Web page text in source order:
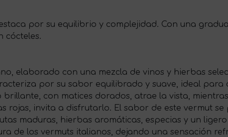
por su equilibrio y complejidad. Con una
cócteles.
elaborado con una mezcla de vinos y hierbas
por su sabor equilibrado y suave, ideal para
con matices dorados, atrae la vista,
rojas, invita a disfrutarlo. El sabor de este vermut
maduras, hierbas aromáticas, especias y un
de los vermuts italianos, dejando una sensación